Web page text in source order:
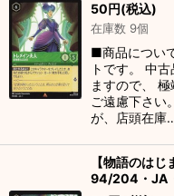
50円(税込)
在庫数 9個
■商品につい
トです。 中
ますので、
ご遠慮下さい
が、店頭在庫
【物語のは
94/204・JA